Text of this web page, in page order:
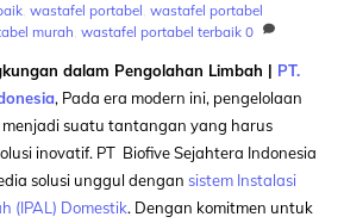
,wastafel portabel,wastafel portabel
murah,wastafel portabel terbaik 0
dalam Pengolahan Limbah | PT.
, Pada era modern ini, pengelolaan
menjadi suatu tantangan yang harus
inovatif. PT Biofive Sejahtera Indonesia
solusi unggul dengan sistem Instalasi
(IPAL) Domestik. Dengan komitmen untuk